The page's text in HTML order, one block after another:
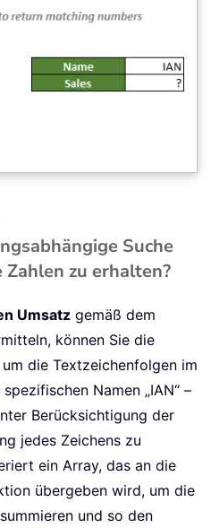
Suche
zu erhalten?
Umsatz gemäß dem
können Sie die
die Textzeichenfolgen im
Namen „IAN“ –
Berücksichtigung der
jedes Zeichens zu
ein Array, das an die
übergeben wird, um die
und so den